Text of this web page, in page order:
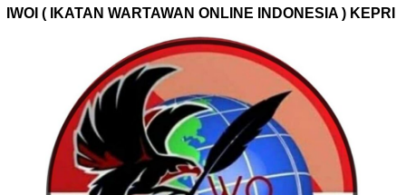
IWOI ( IKATAN WARTAWAN ONLINE INDONESIA ) KEPRI